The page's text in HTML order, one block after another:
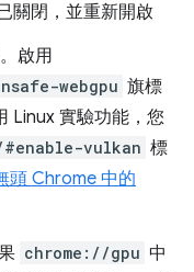
關閉，並重新開啟
啟用
webgpu 旗標
Linux 實驗功能，您
vulkan 標
頭 Chrome 中的
chrome://gpu 中